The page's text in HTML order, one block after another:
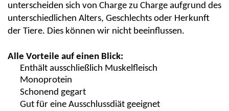
unterscheiden sich von Charge zu Charge aufgrund des
unterschiedlichen Alters, Geschlechts oder Herkunft
der Tiere. Dies können wir nicht beeinflussen.
Alle Vorteile auf einen Blick:
Enthält ausschließlich Muskelfleisch
Monoprotein
Schonend gegart
Gut für eine Ausschlussdiät geeignet